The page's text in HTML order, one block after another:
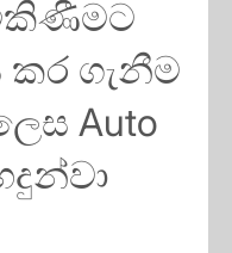
ගැනීම
Auto